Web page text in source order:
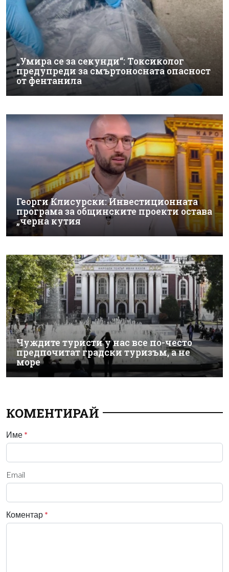
„Умира се за секунди“: Токсиколог
предупреди за смъртоносната опасност
от фентанила
Георги Клисурски: Инвестиционната
програма за общинските проекти остава
„черна кутия
Чуждите туристи у нас все по-често
предпочитат градски туризъм, а не
море
КОМЕНТИРАЙ
Име *
Email
Коментар *